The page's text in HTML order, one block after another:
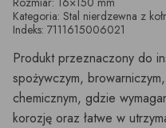
Kategoria: Stal nierdzewna z
Indeks: 7111615006021
Produkt przeznaczony do
spożywczym,
chemicznym, gdzie
korozję oraz łatwe w